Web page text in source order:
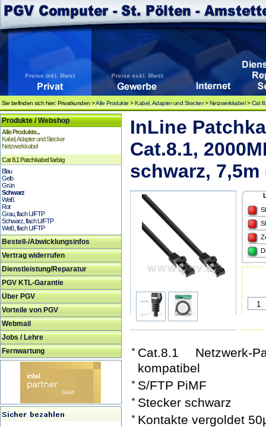
Sie befinden sich hier: Privatkunden >Alle Produkte >Kabel, Adapter und Stecker>Netzwerkkabel>Cat
Produkte / Webshop
Alle Produkte...
Kabel, Adapter und Stecker
Netzwerkkabel
Cat 8.1 Patchkabel farbig
Blau
Gelb
Grün
Schwarz
Weiß
Rot
Grau, flach U/FTP
Schwarz, flach U/FTP
Weiß, flach U/FTP
Bestell-/Abwicklungsinfos
Vertrag widerrufen
Dienstleistung/Reparatur
PGV KTL-Garantie
Über PGV
Vorteile von PGV
Webmail
Jobs / Lehre
Fernwartung
InLine
Cat.8.1,
schwarz, 7,5m
Cat.8.1 Netzwerk-
kompatibel
S/FTP PiMF
Stecker schwarz
Kontakte vergoldet